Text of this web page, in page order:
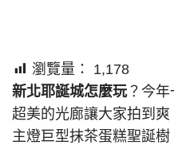
瀏覽量：
1,178
新北耶誕城怎麼玩？今年
超美的光廊讓大家拍到
主燈巨型抹茶蛋糕聖誕